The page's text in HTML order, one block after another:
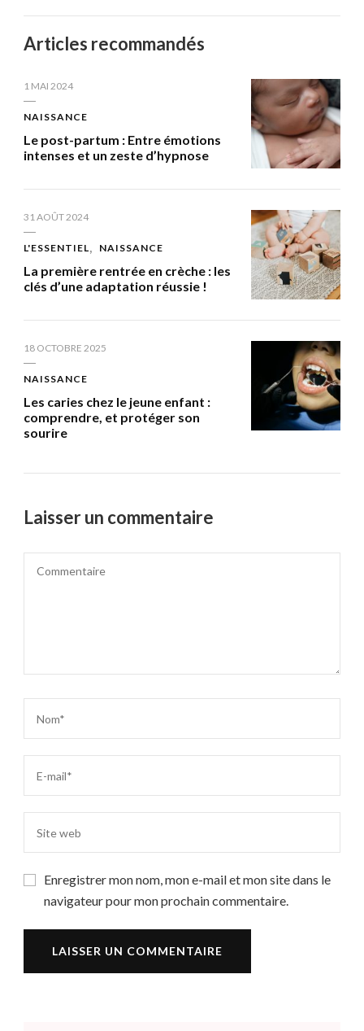
Articles recommandés
1 MAI 2024
NAISSANCE
Le post-partum : Entre émotions
intenses et un zeste d’hypnose
31 AOÛT 2024
L'ESSENTIEL NAISSANCE
La première rentrée en crèche : les
clés d’une adaptation réussie !
18 OCTOBRE 2025
NAISSANCE
Les caries chez le jeune enfant :
comprendre, et protéger son
sourire
Laisser un commentaire
Enregistrer mon nom, mon e-mail et mon site dans le
navigateur pour mon prochain commentaire.